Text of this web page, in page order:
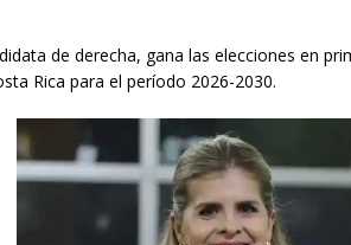
de derecha, gana las elecciones en
Rica para el período 2026-2030.